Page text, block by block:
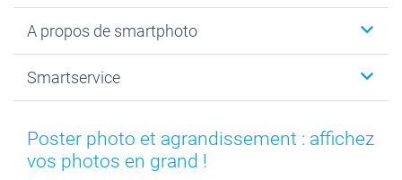
Tirage photo & agrandissement
Faire-part & Cartes
Coques smartphone
Stickers & Etiquettes
Anniversaire
Naissance & baptême
Fête des Mères
Fête des Pères
A propos de smartphoto
Plan du site
Droit de rétraction
Plaintes
Smartservice
Aide
smartbonus
Poster photo et agrandissement : affichez
vos photos en grand !